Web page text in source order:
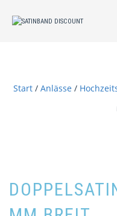
Start / Anlässe /